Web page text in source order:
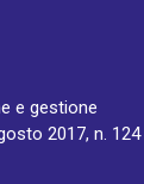
e gestione
2017, n. 124